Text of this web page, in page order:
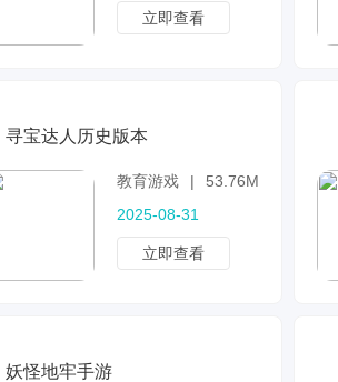
立即查看
寻宝达人历史版本
教育游戏 |
53.76MB
2025-08-31
立即查看
妖怪地牢手游